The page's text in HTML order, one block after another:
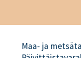
Maa- ja